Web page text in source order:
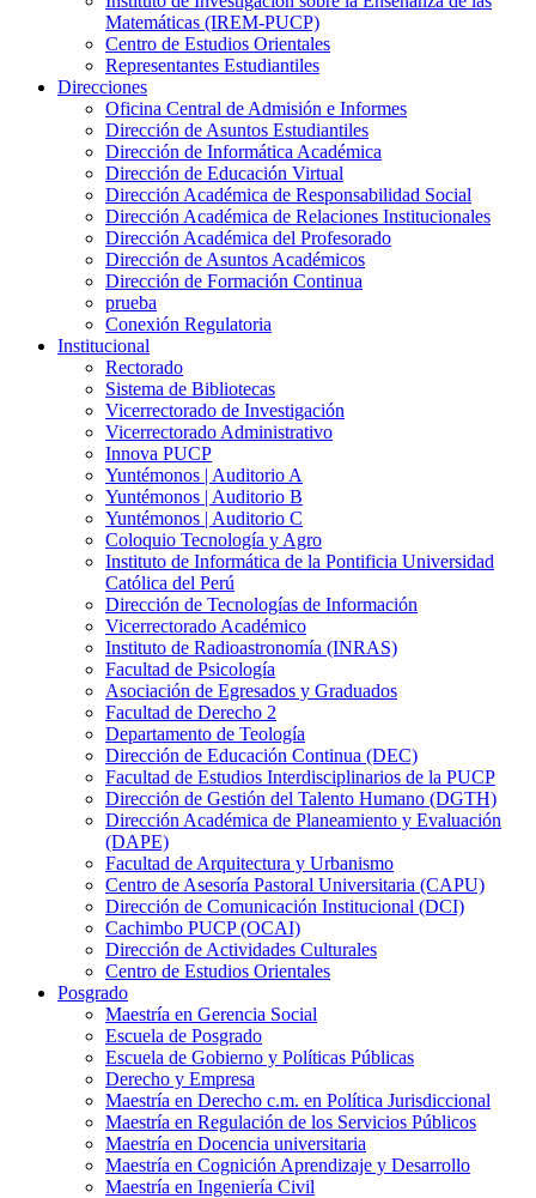
Matemáticas (IREM-PUCP)
Centro de Estudios Orientales
Representantes Estudiantiles
Direcciones
Oficina Central de Admisión e Informes
Dirección de Asuntos Estudiantiles
Dirección de Informática Académica
Dirección de Educación Virtual
Dirección Académica de Responsabilidad Social
Dirección Académica de Relaciones Institucionales
Dirección Académica del Profesorado
Dirección de Asuntos Académicos
Dirección de Formación Continua
prueba
Conexión Regulatoria
Institucional
Rectorado
Sistema de Bibliotecas
Vicerrectorado de Investigación
Vicerrectorado Administrativo
Innova PUCP
Yuntémonos | Auditorio A
Yuntémonos | Auditorio B
Yuntémonos | Auditorio C
Coloquio Tecnología y Agro
Instituto de Informática de la Pontificia Universidad
Católica del Perú
Dirección de Tecnologías de Información
Vicerrectorado Académico
Instituto de Radioastronomía (INRAS)
Facultad de Psicología
Asociación de Egresados y Graduados
Facultad de Derecho 2
Departamento de Teología
Dirección de Educación Continua (DEC)
Facultad de Estudios Interdisciplinarios de la PUCP
Dirección de Gestión del Talento Humano (DGTH)
Dirección Académica de Planeamiento y Evaluación
(DAPE)
Facultad de Arquitectura y Urbanismo
Centro de Asesoría Pastoral Universitaria (CAPU)
Dirección de Comunicación Institucional (DCI)
Cachimbo PUCP (OCAI)
Dirección de Actividades Culturales
Centro de Estudios Orientales
Posgrado
Maestría en Gerencia Social
Escuela de Posgrado
Escuela de Gobierno y Políticas Públicas
Derecho y Empresa
Maestría en Derecho c.m. en Política Jurisdiccional
Maestría en Regulación de los Servicios Públicos
Maestría en Docencia universitaria
Maestría en Cognición Aprendizaje y Desarrollo
Maestría en Ingeniería Civil